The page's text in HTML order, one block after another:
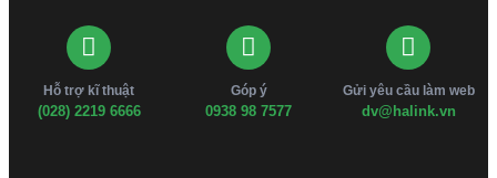
Hỗ trợ kĩ thuật
(028) 2219 6666
Góp ý
0938 98 7577
Gửi yêu cầu làm web
dv@halink.vn